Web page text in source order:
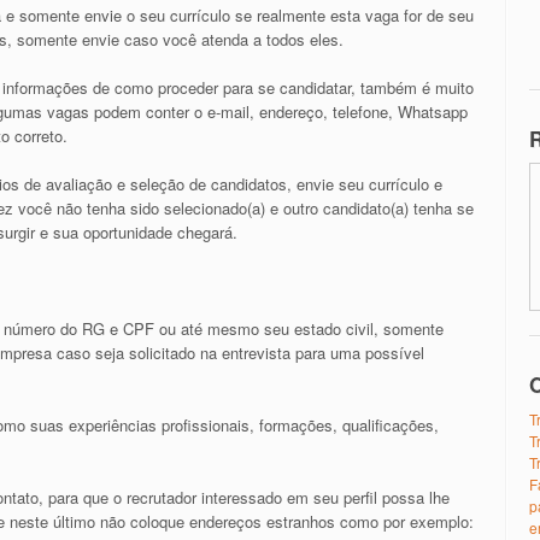
somente envie o seu currículo se realmente esta vaga for de seu
somente envie caso você atenda a todos eles.
de como proceder para se candidatar, também é muito
vagas podem conter o e-mail, endereço, telefone, Whatsapp
correto.
de avaliação e seleção de candidatos, envie seu currículo e
você não tenha sido selecionado(a) e outro candidato(a) tenha se
e sua oportunidade chegará.
do RG e CPF ou até mesmo seu estado civil, somente
caso seja solicitado na entrevista para uma possível
suas experiências profissionais, formações, qualificações,
para que o recrutador interessado em seu perfil possa lhe
último não coloque endereços estranhos como por exemplo: